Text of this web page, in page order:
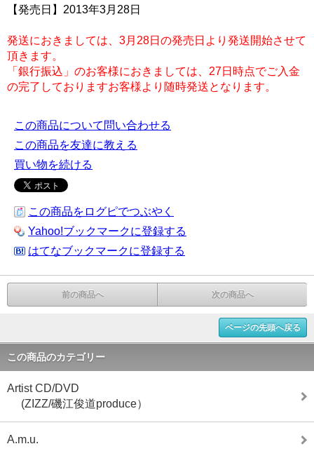
【発売日】2013年3月28日
発送におきましては、3月28日の発売日より発送開始させて
頂きます。
「銀行振込」のお客様におきましては、27日時点でご入金
の完了しておりますお客様より随時発送となります。
この商品について問い合わせる
この商品を友達に教える
買い物を続ける
この商品をログピでつぶやく
Yahoo!ブックマークに登録する
はてなブックマークに登録する
前の商品へ 次の商品へ
ページの先頭へ戻る
この商品のカテゴリー
Artist CD/DVD
(ZIZZ/磯江俊道produce）
A.m.u.